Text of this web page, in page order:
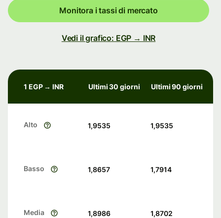
Monitora i tassi di mercato
Vedi il grafico: EGP → INR
1 EGP → INR Ultimi 30 giorni Ultimi 90 giorni
Alto 1,9535 1,9535
Basso 1,8657 1,7914
Media 1,8986 1,8702